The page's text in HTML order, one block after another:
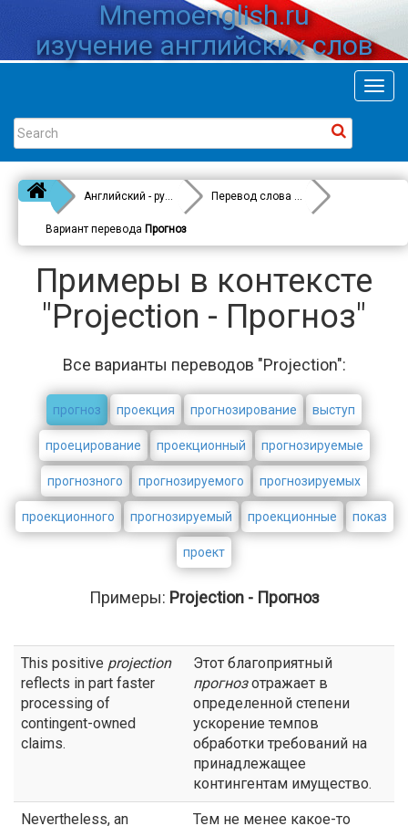
Mnemoenglish.ru
изучение английских слов
Английский - русский Перевод слова
Projection
Вариант перевода Прогноз
Примеры в контексте
"Projection - Прогноз"
Все варианты переводов "Projection":
прогноз проекция прогнозирование выступ
проецирование проекционный прогнозируемые
прогнозного прогнозируемого прогнозируемых
проекционного прогнозируемый проекционные показ
проект
Примеры: Projection - Прогноз
This positive projection
reflects in part faster
processing of
contingent-owned
claims.
Этот благоприятный
прогнозотражает в
определенной степени
ускорение темпов
обработки требований на
принадлежащее
контингентам имущество.
Nevertheless, an
Тем не менее какое-то